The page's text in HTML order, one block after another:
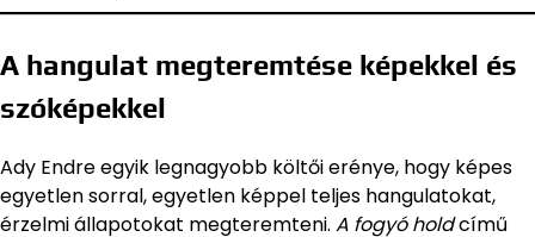
A hangulat megteremtése képekkel és
szóképekkel
Ady Endre egyik legnagyobb költői erénye, hogy képes
egyetlen sorral, egyetlen képpel teljes hangulatokat,
érzelmi állapotokat megteremteni. A fogyó holdcímű